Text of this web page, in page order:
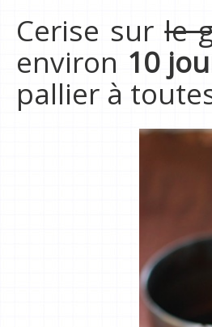
Cerise surle
environ 10
pallier à